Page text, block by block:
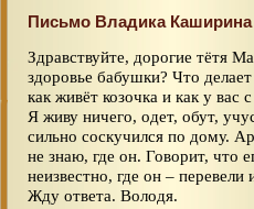
Письмо Владика
Здравствуйте, дорогие тётя
здоровье бабушки? Что
как живёт козочка и как у вас
Я живу ничего, одет, обут,
сильно соскучился по дому.
не знаю, где он. Говорит, что
неизвестно, где он –
Жду ответа. Володя.